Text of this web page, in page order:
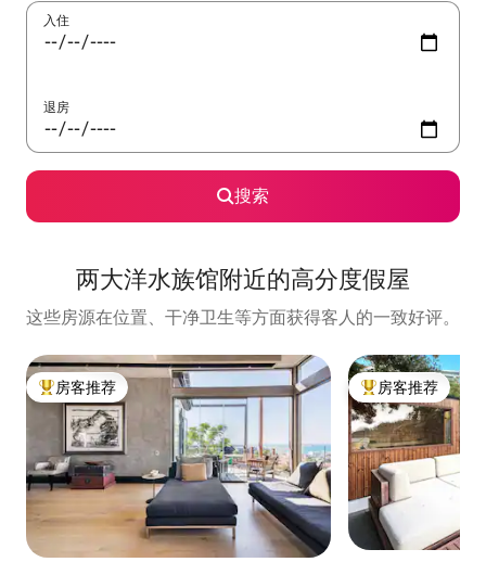
入住
退房
搜索
两大洋水族馆附近的高分度假屋
这些房源在位置、干净卫生等方面获得客人的一致好评。
热门「房客推荐」
房客推荐 热门「房客推荐」
房客推荐